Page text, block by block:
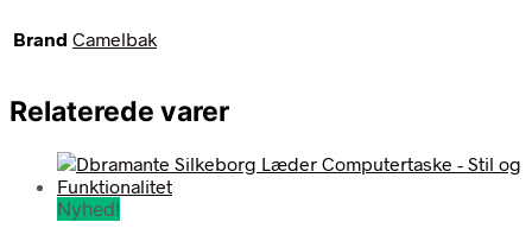
Brand Camelbak
Relaterede varer
Nyhed!